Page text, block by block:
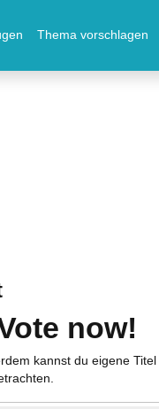
Thema vorschlagen
now!
kannst du eigene Titel